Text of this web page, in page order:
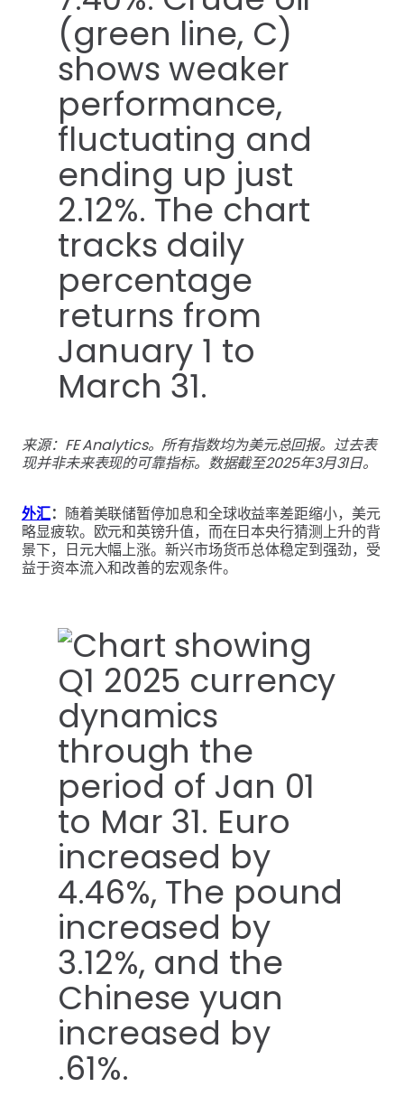
来源：FE Analytics。所有指数均为美元总回报。过去表
现并非未来表现的可靠指标。数据截至2025年3月31日。
外汇： 随着美联储暂停加息和全球收益率差距缩小，美元
略显疲软。欧元和英镑升值，而在日本央行猜测上升的背
景下，日元大幅上涨。新兴市场货币总体稳定到强劲，受
益于资本流入和改善的宏观条件。